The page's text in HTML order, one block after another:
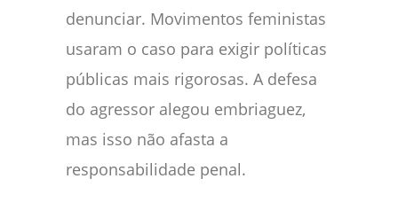
denunciar. Movimentos feministas
usaram o caso para exigir políticas
públicas mais rigorosas. A defesa
do agressor alegou embriaguez,
mas isso não afasta a
responsabilidade penal.